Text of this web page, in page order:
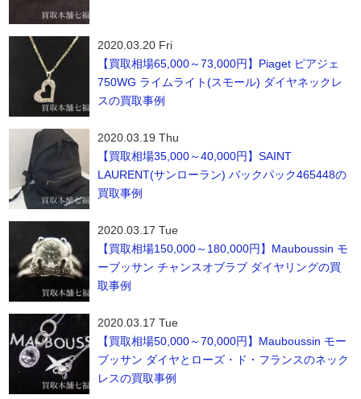
2020.03.20 Fri
【買取相場65,000～73,000円】Piaget ピアジェ
750WG ライムライト(スモール) ダイヤネックレ
スの買取事例
2020.03.19 Thu
【買取相場35,000～40,000円】SAINT
LAURENT(サンローラン) バックパック465448の
買取事例
2020.03.17 Tue
【買取相場150,000～180,000円】Mauboussin モ
ーブッサン チャンスオブラブ ダイヤリングの買
取事例
2020.03.17 Tue
【買取相場50,000～70,000円】Mauboussin モー
ブッサン ダイヤとローズ・ド・フランスのネック
レスの買取事例